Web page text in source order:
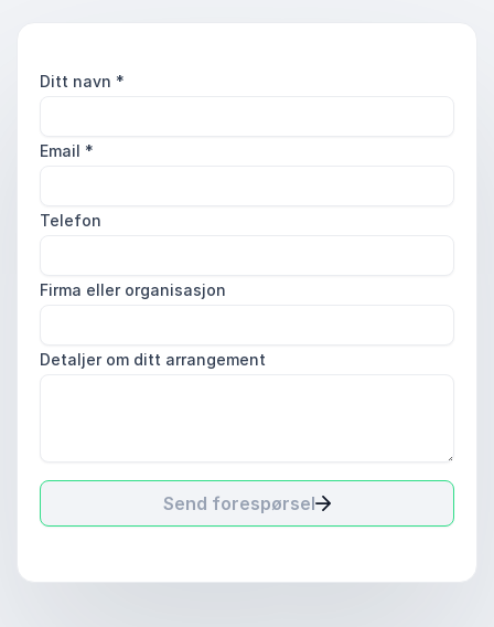
Ditt navn *
Email *
Telefon
Firma eller organisasjon
Detaljer om ditt arrangement
Send forespørsel